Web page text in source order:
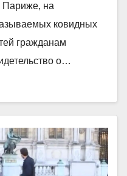
Париже, на
ковидных
гражданам
о…